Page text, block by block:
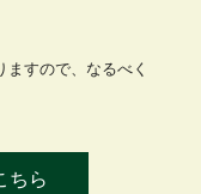
すので、なるべく
ちら